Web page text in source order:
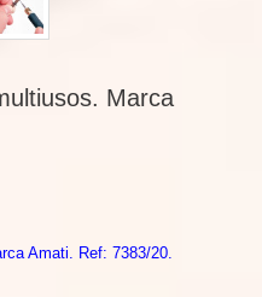
Marca
Amati. Ref: 7383/20.